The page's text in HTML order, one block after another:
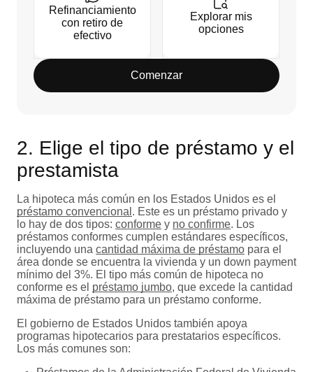
Refinanciamiento
con retiro de
efectivo
Explorar mis
opciones
Comenzar
2. Elige el tipo de préstamo y el
prestamista
La hipoteca más común en los Estados Unidos es el
préstamo convencional . Este es un préstamo privado y
lo hay de dos tipos: conforme y no confirme. Los
préstamos conformes cumplen estándares específicos,
incluyendo una cantidad máxima de préstamo para el
área donde se encuentra la vivienda y un down payment
mínimo del 3%. El tipo más común de hipoteca no
conforme es el préstamo jumbo, que excede la cantidad
máxima de préstamo para un préstamo conforme.
El gobierno de Estados Unidos también apoya
programas hipotecarios para prestatarios específicos.
Los más comunes son: